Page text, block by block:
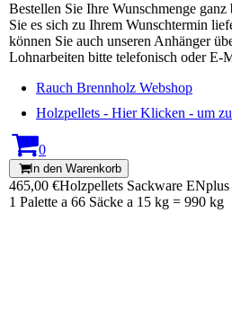
Bestellen Sie Ihre Wunschmenge ganz
Sie es sich zu Ihrem Wunschtermin
können Sie auch unseren Anhänger
Lohnarbeiten bitte telefonisch oder E-
Rauch Brennholz Webshop
Holzpellets - Hier Klicken - um
0
In den Warenkorb
465,00 €Holzpellets Sackware
1 Palette a 66 Säcke a 15 kg = 990 kg